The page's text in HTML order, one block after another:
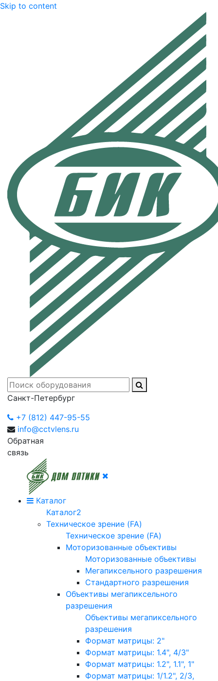
Skip to content
Санкт-Петербург
+7 (812) 447-95-55
info@cctvlens.ru
Обратная
связь
Каталог
Каталог2
Техническое зрение (FA)
Техническое зрение (FA)
Моторизованные объективы
Моторизованные объективы
Мегапиксельного разрешения
Стандартного разрешения
Объективы мегапиксельного
разрешения
Объективы мегапиксельного
разрешения
Формат матрицы: 2"
Формат матрицы: 1.4", 4/3"
Формат матрицы: 1.2", 1.1", 1"
Формат матрицы: 1/1.2", 2/3,